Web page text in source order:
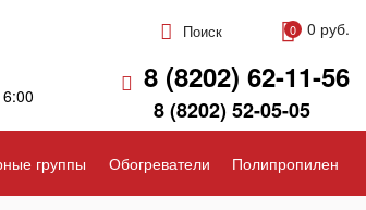
Поиск 0 0 руб.
8 (8202) 62-11-56
8 (8202) 52-05-05
группы Обогреватели Полипропилен